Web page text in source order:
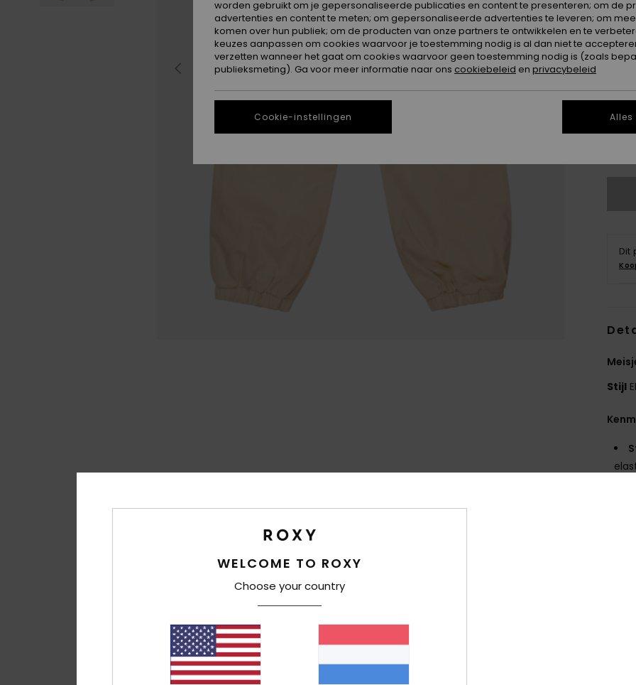
16
Dit
Stijl
WELCOME TO ROXY
Choose your country
worden gebruikt om je gepersonaliseerde publicaties en content te presenteren; om de
advertenties en content te meten; om gepersonaliseerde advertenties te leveren; om
komen over hun publiek; om de producten van onze partners te ontwikkelen en te
keuzes aanpassen om cookies waarvoor je toestemming nodig is al dan niet te
verzetten wanneer het gaat om cookies waarvoor geen toestemming nodig is (zoals
publieksmeting). Ga voor meer informatie naar ons cookiebeleid en privacybeleid
Cookie-instellingen Alles